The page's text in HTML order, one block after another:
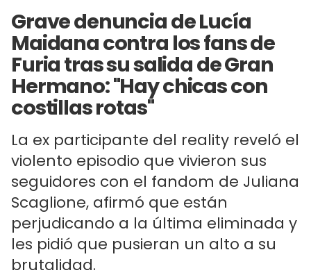
Grave denuncia de Lucía
Maidana contra los fans de
Furia tras su salida de Gran
Hermano: "Hay chicas con
costillas rotas"
La ex participante del reality reveló el
violento episodio que vivieron sus
seguidores con el fandom de Juliana
Scaglione, afirmó que están
perjudicando a la última eliminada y
les pidió que pusieran un alto a su
brutalidad.